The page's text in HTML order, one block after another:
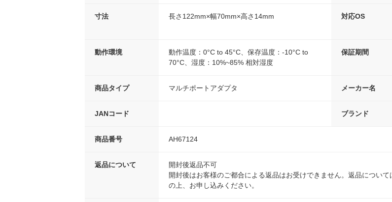
寸法 長さ122mm×幅70mm×高さ14mm 対応OS
動作環境
動作温度：0°C to 45°C、保存温度：-10°C to
70°C、湿度：10%~85% 相対湿度
保証期間
商品タイプ マルチポートアダプタ メーカー名
JANコード ブランド
商品番号 AH67124
返品について
開封後返品不可
開封後はお客様のご都合による返品はお受けできません。返品につい
の上、お申し込みください。